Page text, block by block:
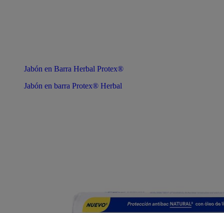
Jabón en Barra Herbal Protex®
Jabón en barra Protex® Herbal